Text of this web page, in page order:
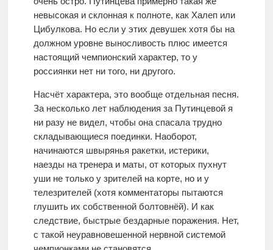
невысокая и склонная к полноте, как Халеп или
Цибулкова. Но если у этих девушек хотя бы на
должном уровне выносливость плюс имеется
настоящий чемпионский характер, то у
россиянки нет ни того, ни другого.
Насчёт характера, это вообще отдельная песня.
За несколько лет наблюдения за Путинцевой я
ни разу не видел, чтобы она спасала трудно
складывающиеся поединки. Наоборот,
начинаются швырянья ракетки, истерики,
наезды на тренера и маты, от которых пухнут
уши не только у зрителей на корте, но и у
телезрителей (хотя комментаторы пытаются
глушить их собственной болтовнёй). И как
следствие, быстрые бездарные поражения. Нет,
с такой неуравновешенной нервной системой